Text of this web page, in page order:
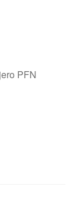
PFN